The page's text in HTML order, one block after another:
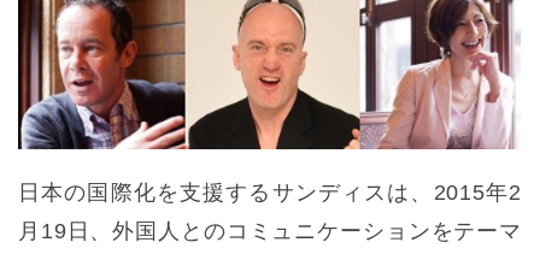
日本の国際化を支援するサンディスは、2015年2
月19日、外国人とのコミュニケーションをテーマ